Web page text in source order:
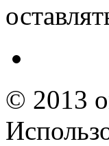
© 2013